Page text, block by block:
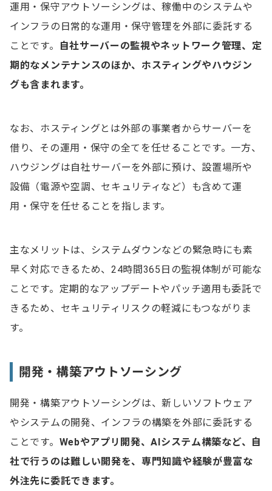
か？
運用・保守アウトソーシングは、稼働中のシステムや
インフラの日常的な運用・保守管理を外部に委託する
ことです。
自社サーバーの監視やネットワーク管理、定
期的なメンテナンスのほか、ホスティングやハウジン
グも含まれます。
なお、ホスティングとは外部の事業者からサーバーを
借り、その運用・保守の全てを任せることです。一方、
ハウジングは自社サーバーを外部に預け、設置場所や
設備（電源や空調、セキュリティなど）も含めて運
用・保守を任せることを指します。
主なメリットは、システムダウンなどの緊急時にも素
早く対応できるため、24時間365日の監視体制が可能な
ことです。定期的なアップデートやパッチ適用も委託で
きるため、セキュリティリスクの軽減にもつながりま
す。
開発・構築アウトソーシング
開発・構築アウトソーシングは、新しいソフトウェア
やシステムの開発、インフラの構築を外部に委託する
ことです。 Webやアプリ開発、AIシステム構築など、自
社で行うのは難しい開発を、専門知識や経験が豊富な
外注先に委託できます。